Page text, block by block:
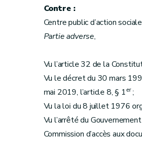
Contre :
Centre public d’action
Partie adverse,
Vu l’article 32 de la
Vu le décret du 30 mars
mai 2019, l’article 8, § 1er;
Vu la loi du 8 juillet 1976
Vu l’arrêté du
Commission d’accès aux